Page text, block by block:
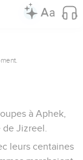
à Aphek,
Jizreel.
leurs centaines